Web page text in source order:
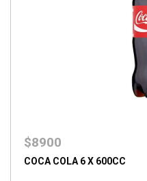
$8900
COCA COLA 6 X 600CC